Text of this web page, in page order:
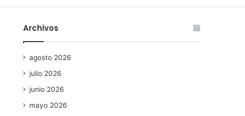
Archivos
agosto 2026
julio 2026
junio 2026
mayo 2026